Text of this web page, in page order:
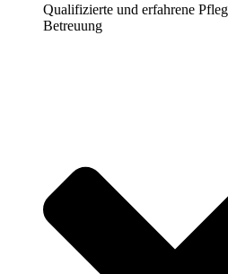
Qualifizierte und erfahrene
Betreuung